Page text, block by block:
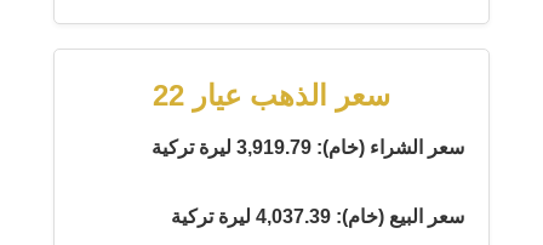
سعر الذهب عيار 22
سعر الشراء (خام): 3,919.79 ليرة تركية
سعر البيع (خام): 4,037.39 ليرة تركية